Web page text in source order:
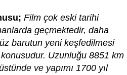
Film çok eski tarihi
geçmektedir, daha
barutun yeni keşfedilmesi
Uzunluğu 8851 km
ve yapımı 1700 yıl